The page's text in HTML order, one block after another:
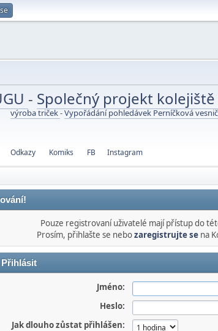
- Společný projekt kolejiště
výroba triček-Vypořádání pohledávek Perníčková
Odkazy Komiks FB Instagram
Pouze registrovaní uživatelé mají přístup do
Prosím, přihlašte se nebozaregistrujte sena
Přihlásit
Jméno:
Heslo:
Jak dlouho zůstat přihlášen: